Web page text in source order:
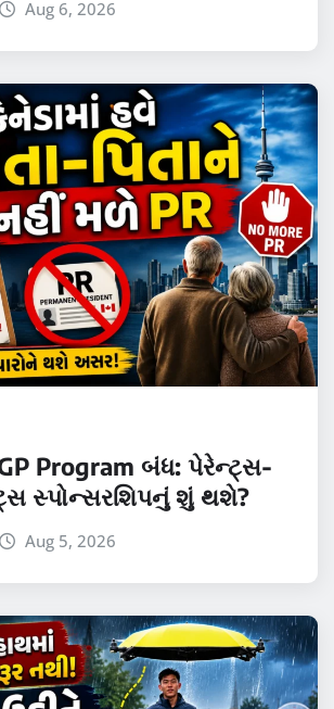
Aug 6, 2026
Program બંધ: પેરેન્ટ્સ-
સ્પોન્સરશિપનું શું થશે?
Aug 5, 2026